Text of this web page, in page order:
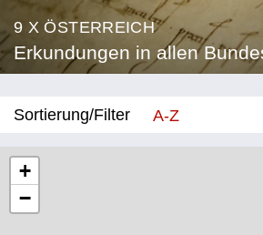
9 X ÖSTERREICH
Erkundungen in allen
Sortierung/Filter
A-Z
+
−